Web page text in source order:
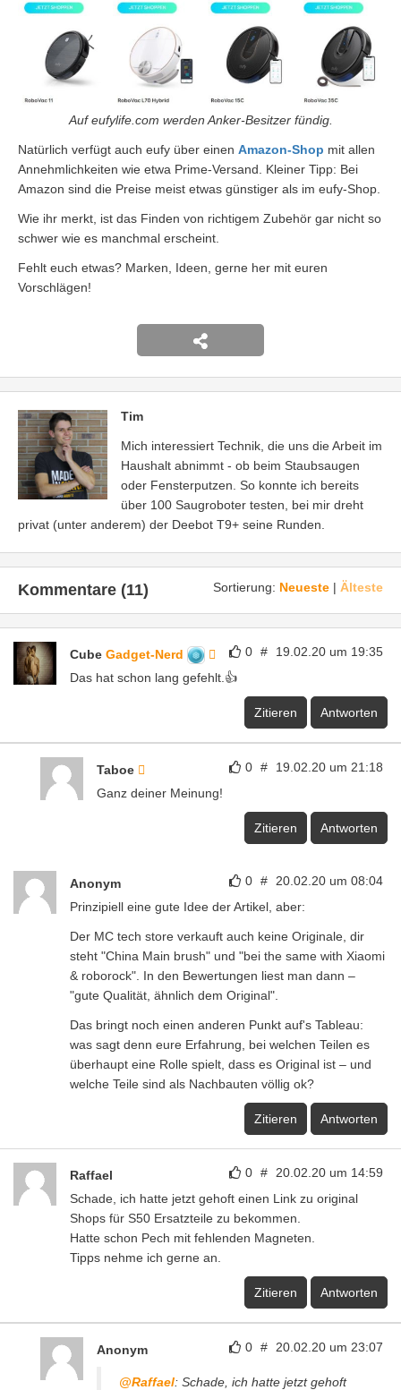
Auf eufylife.com werden Anker-Besitzer fündig.
Natürlich verfügt auch eufy über einen Amazon-Shop mit allen
Annehmlichkeiten wie etwa Prime-Versand. Kleiner Tipp: Bei
Amazon sind die Preise meist etwas günstiger als im eufy-Shop.
Wie ihr merkt, ist das Finden von richtigem Zubehör gar nicht so
schwer wie es manchmal erscheint.
Fehlt euch etwas? Marken, Ideen, gerne her mit euren
Vorschlägen!
Tim
Mich interessiert Technik, die uns die Arbeit im
Haushalt abnimmt - ob beim Staubsaugen
oder Fensterputzen. So konnte ich bereits
über 100 Saugroboter testen, bei mir dreht
privat (unter anderem) der Deebot T9+ seine Runden.
Sortierung: Neueste | Älteste
Kommentare (11)
0 # 19.02.20 um 19:35
Cube Gadget-Nerd
Das hat schon lang gefehlt.👍
Zitieren Antworten
0 # 19.02.20 um 21:18
Taboe
Ganz deiner Meinung!
Zitieren Antworten
0 # 20.02.20 um 08:04
Anonym
Prinzipiell eine gute Idee der Artikel, aber:
Der MC tech store verkauft auch keine Originale, dir
steht "China Main brush" und "bei the same with Xiaomi
& roborock". In den Bewertungen liest man dann –
"gute Qualität, ähnlich dem Original".
Das bringt noch einen anderen Punkt auf's Tableau:
was sagt denn eure Erfahrung, bei welchen Teilen es
überhaupt eine Rolle spielt, dass es Original ist – und
welche Teile sind als Nachbauten völlig ok?
Zitieren Antworten
0 # 20.02.20 um 14:59
Raffael
Schade, ich hatte jetzt gehoft einen Link zu original
Shops für S50 Ersatzteile zu bekommen.
Hatte schon Pech mit fehlenden Magneten.
Tipps nehme ich gerne an.
Zitieren Antworten
0 # 20.02.20 um 23:07
Anonym
@Raffael: Schade, ich hatte jetzt gehoft